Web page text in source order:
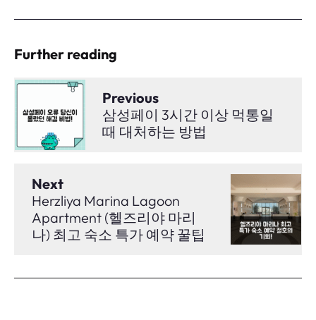
Further reading
Previous
삼성페이 3시간 이상 먹통일
때 대처하는 방법
Next
Herzliya Marina Lagoon
Apartment (헬즈리야 마리
나) 최고 숙소 특가 예약 꿀팁